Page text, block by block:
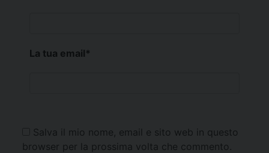
La tua email*
Salva il mio nome, email e sito web in questo
browser per la prossima volta che commento.